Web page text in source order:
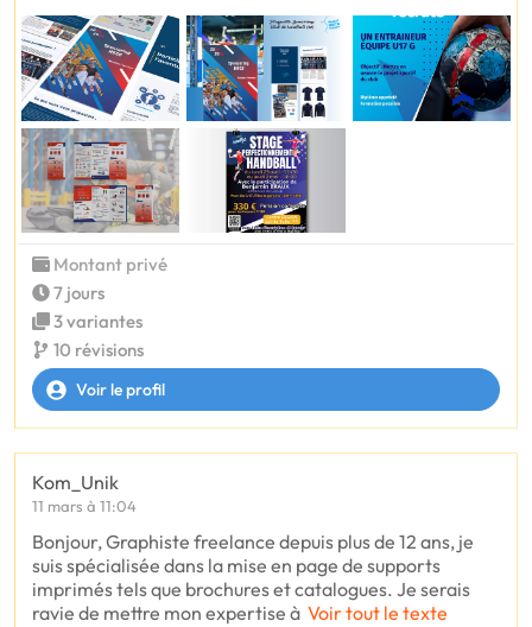
Montant privé
7 jours
3 variantes
10 révisions
Voir le profil
Kom_Unik
11 mars à 11:04
Bonjour, Graphiste freelance depuis plus de 12 ans, je
suis spécialisée dans la mise en page de supports
imprimés tels que brochures et catalogues. Je serais
ravie de mettre mon expertise à Voir tout le texte